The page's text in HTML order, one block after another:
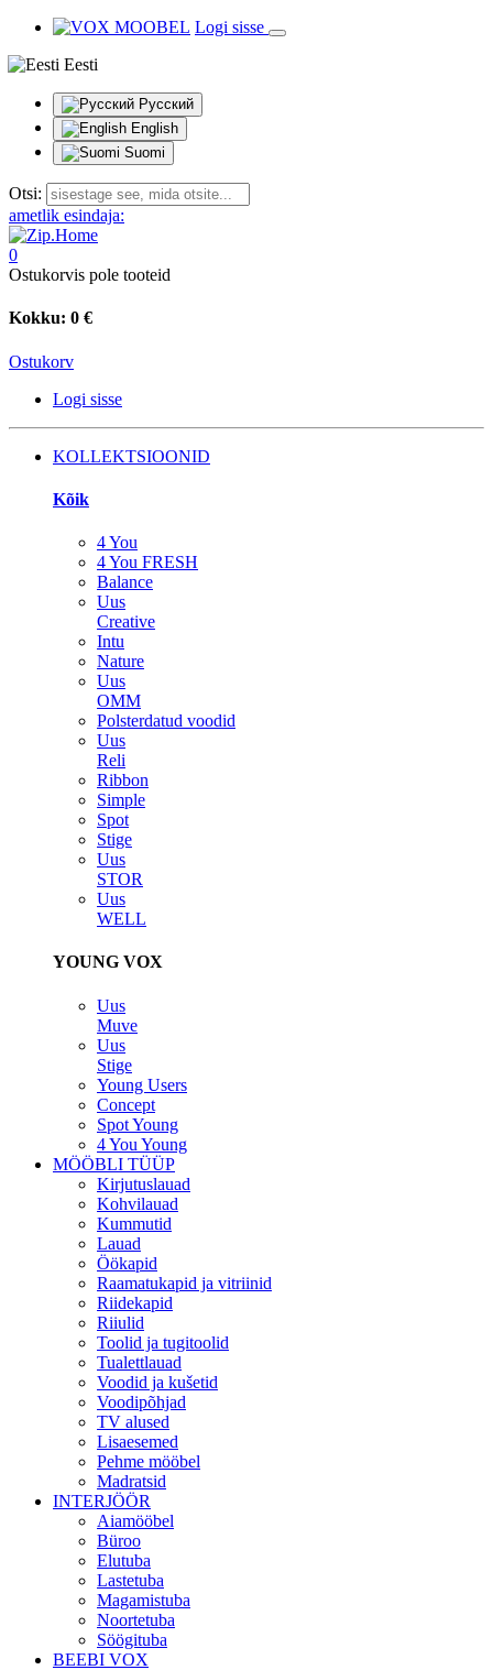
Logi sisse
Eesti
Русский
English
Suomi
Otsi:
ametlik esindaja:
0
Ostukorvis pole tooteid
Kokku: 0 €
Ostukorv
Logi sisse
KOLLEKTSIOONID
Kõik
4 You
4 You FRESH
Balance
Uus
Creative
Intu
Nature
Uus
OMM
Polsterdatud voodid
Uus
Reli
Ribbon
Simple
Spot
Stige
Uus
STOR
Uus
WELL
YOUNG VOX
Uus
Muve
Uus
Stige
Young Users
Concept
Spot Young
4 You Young
MÖÖBLI TÜÜP
Kirjutuslauad
Kohvilauad
Kummutid
Lauad
Öökapid
Raamatukapid ja vitriinid
Riidekapid
Riiulid
Toolid ja tugitoolid
Tualettlauad
Voodid ja kušetid
Voodipõhjad
TV alused
Lisaesemed
Pehme mööbel
Madratsid
INTERJÖÖR
Aiamööbel
Büroo
Elutuba
Lastetuba
Magamistuba
Noortetuba
Söögituba
BEEBI VOX